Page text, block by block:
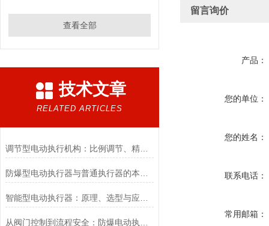
查看全部
技术文章
RELATED ARTICLES
调节型电动执行机构：比例调节、精度控制要点
留言询价
产品：
您的单位：
您的姓名：
联系电话：
常用邮箱：